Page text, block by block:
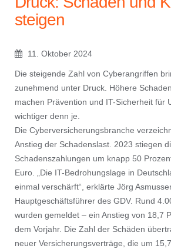
steigen
11. Oktober 2024
Die steigende Zahl von Cyberangriffen
zunehmend unter Druck. Höhere
machen Prävention und IT-Sicherheit für
wichtiger denn je.
Die Cyberversicherungsbranche
Anstieg der Schadenslast. 2023 stiegen
Schadenszahlungen um knapp 50
Euro. „Die IT-Bedrohungslage in
einmal verschärft“, erklärte Jörg
Hauptgeschäftsführer des GDV. Rund
wurden gemeldet – ein Anstieg von 18,7
dem Vorjahr. Die Zahl der Schäden
neuer Versicherungsverträge, die um